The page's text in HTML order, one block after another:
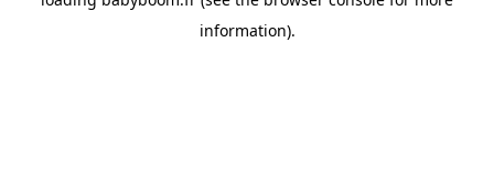
information).